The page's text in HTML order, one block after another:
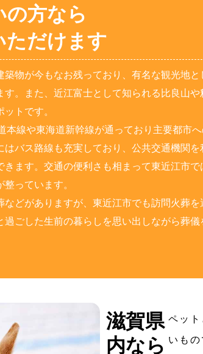
の方なら
ただけます
物が今もなお残っており、有名な観光地と
。また、近江富士として知られる比良山や
トです。
本線や東海道新幹線が通っており主要都市
バス路線も充実しており、公共交通機関を
ます。交通の便利さも相まって東近江市で
っています。
どがありますが、東近江市でも訪問火葬を
ごした生前の暮らしを思い出しながら葬儀
滋賀県
内なら
ペッ
いも